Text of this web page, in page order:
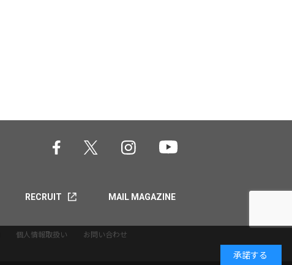
RECRUIT MAIL MAGAZINE
個人情報取扱い お問い合わせ
承諾する